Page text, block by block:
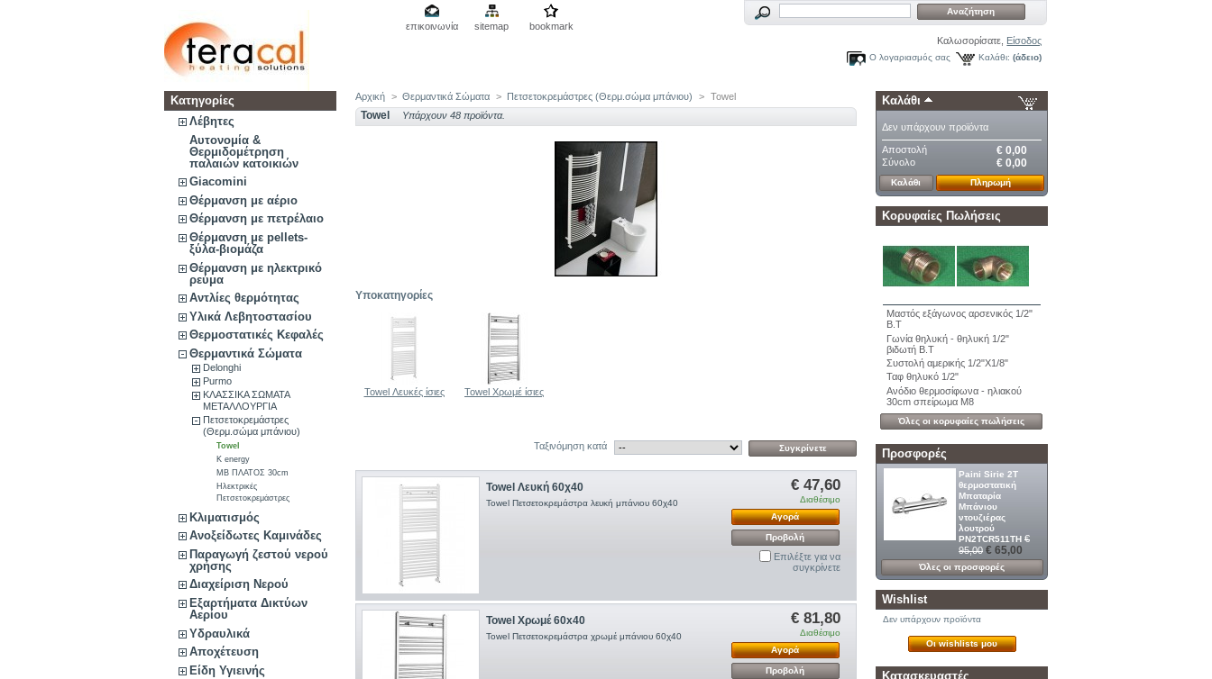
επικοινωνία sitemap
bookmark
Καλωσορίσατε, Είσοδος
Καλάθι: (άδειο)
Ο λογαριασμός σας
Κατηγορίες
Λέβητες
Αυτονομία &
Θερμιδομέτρηση
παλαιών κατοικιών
Giacomini
Θέρμανση με αέριο
Θέρμανση με πετρέλαιο
Θέρμανση με pellets-
ξύλα-βιομάζα
Θέρμανση με ηλεκτρικό
ρεύμα
Αντλίες θερμότητας
Υλικά Λεβητοστασίου
Θερμοστατικές Κεφαλές
Θερμαντικά Σώματα
Delonghi
Purmo
ΚΛΑΣΣΙΚΑ ΣΩΜΑΤΑ
ΜΕΤΑΛΛΟΥΡΓΙΑ
Πετσετοκρεμάστρες
(Θερμ.σώμα μπάνιου)
Towel
K energy
ΜΒ ΠΛΑΤΟΣ 30cm
Ηλεκτρικές
Πετσετοκρεμάστρες
Κλιματισμός
Ανοξείδωτες Καμινάδες
Παραγωγή ζεστού νερού
χρήσης
Διαχείριση Νερού
Εξαρτήματα Δικτύων
Αερίου
Υδραυλικά
Αποχέτευση
Είδη Υγιεινής
Αρχική > Θερμαντικά Σώματα > Πετσετοκρεμάστρες (Θερμ.σώμα μπάνιου) > Towel
Towel Υπάρχουν 48 προϊόντα.
Υποκατηγορίες
Towel Λευκές ίσιες Towel Χρωμέ ίσιες
Ταξινόμηση κατά
Towel Λευκή 60χ40
Towel Πετσετοκρεμάστρα λευκή μπάνιου 60χ40
€ 47,60
Διαθέσιμο
Αγορά
Προβολή
Επιλέξτε για να
συγκρίνετε
Towel Χρωμέ 60x40
Towel Πετσετοκρεμάστρα χρωμέ μπάνιου 60χ40
€ 81,80
Διαθέσιμο
Αγορά
Προβολή
Καλάθι
Δεν υπάρχουν προϊόντα
Αποστολή € 0,00
Σύνολο € 0,00
Καλάθι Πληρωμή
Κορυφαίες Πωλήσεις
Μαστός εξάγωνος αρσενικός 1/2"
Β.Τ
Γωνία θηλυκή - θηλυκή 1/2"
βιδωτή Β.Τ
Συστολή αμερικής 1/2"Χ1/8"
Ταφ θηλυκό 1/2"
Ανόδιο θερμοσίφωνα - ηλιακού
30cm σπείρωμα Μ8
Όλες οι κορυφαίες πωλήσεις
Προσφορές
Paini Sirie 2T
θερμοστατική
Μπαταρία
Μπάνιου
ντουζιέρας
λουτρού
PN2TCR511TH €
95,00 € 65,00
Όλες οι προσφορές
Wishlist
Δεν υπάρχουν προϊόντα
Οι wishlists μου
Κατασκευαστές